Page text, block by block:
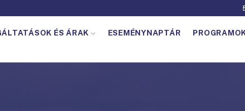
ÉS ÁRAK ESEMÉNYNAPTÁR